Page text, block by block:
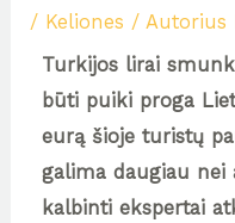
/ Keliones / Autorius
Turkijos lirai
būti puiki proga
eurą šioje turistų
galima daugiau nei
kalbinti ekspertai